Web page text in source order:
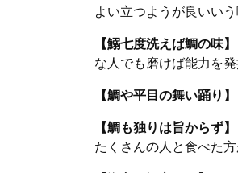
よい立つようが良いいう
【鰯七度洗えば鯛の味】
な人でも磨けば能力を
【鯛や平目の舞い踊り】
【鯛も独りは旨からず】
たくさんの人と食べた